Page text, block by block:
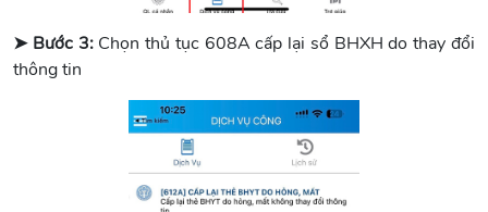
➤ Bước 3:Chọn thủ tục 608A cấp lại sổ BHXH do thay đổi
thông tin